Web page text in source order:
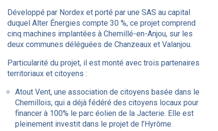
Développé par Nordex et porté par une SAS au capital
duquel Alter Énergies compte 30 %, ce projet comprend
cinq machines implantées à Chemillé-en-Anjou, sur les
deux communes déléguées de Chanzeaux et Valanjou.
Particularité du projet, il est monté avec trois partenaires
territoriaux et citoyens :
Atout Vent, une association de citoyens basée dans le
Chemillois, qui a déjà fédéré des citoyens locaux pour
financer à 100% le parc éolien de la Jacterie. Elle est
pleinement investit dans le projet de l’Hyrôme.